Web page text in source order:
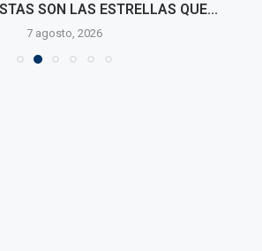
SON LAS ESTRELLAS QUE...
7 agosto, 2026